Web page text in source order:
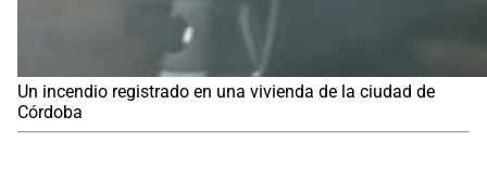
Un incendio registrado en una vivienda de la ciudad de
Córdoba